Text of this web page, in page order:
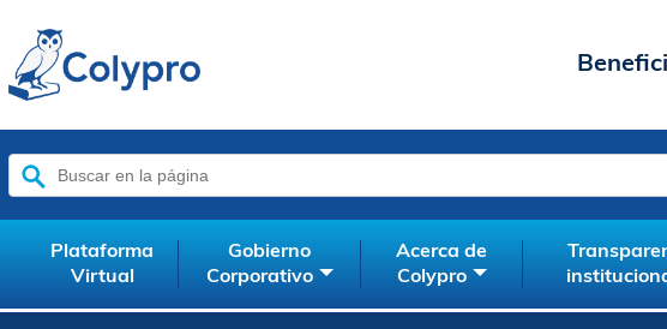
Buscar:
Plataforma
Virtual
Gobierno
Corporativo
Acerca de
Colypro